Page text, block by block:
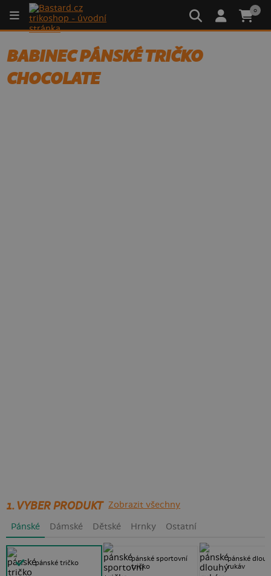
0
BABINEC PÁNSKÉ TRIČKO
CHOCOLATE
1. VYBER PRODUKT Zobrazit všechny
Pánské Dámské Dětské Hrnky Ostatní
pánské tričko
pánské sportovní
tričko
pánské
rukáv